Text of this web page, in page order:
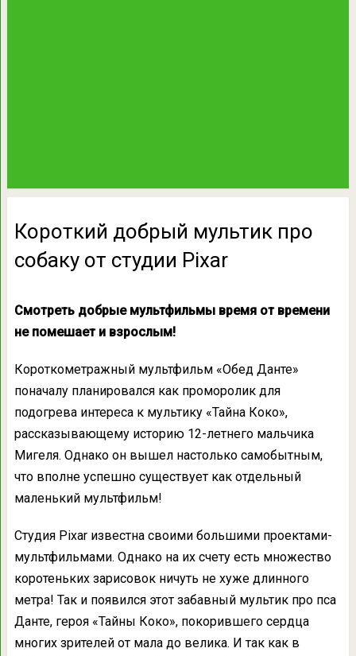
Короткий добрый мультик про
собаку от студии Pixar
Смотреть добрые мультфильмы время от времени
не помешает и взрослым!
Короткометражный мультфильм «Обед Данте»
поначалу планировался как проморолик для
подогрева интереса к мультику «Тайна Коко»,
рассказывающему историю 12-летнего мальчика
Мигеля. Однако он вышел настолько самобытным,
что вполне успешно существует как отдельный
маленький мультфильм!
Студия Pixar известна своими большими проектами-
мультфильмами. Однако на их счету есть множество
коротеньких зарисовок ничуть не хуже длинного
метра! Так и появился этот забавный мультик про пса
Данте, героя «Тайны Коко», покорившего сердца
многих зрителей от мала до велика. И так как в